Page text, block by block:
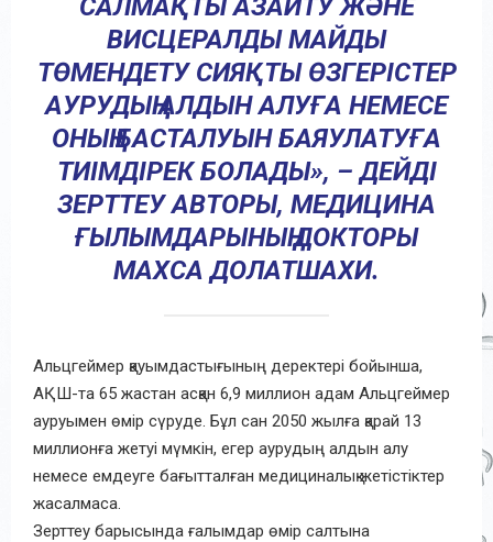
САЛМАҚТЫ АЗАЙТУ ЖӘНЕ
ВИСЦЕРАЛДЫ МАЙДЫ
ТӨМЕНДЕТУ СИЯҚТЫ ӨЗГЕРІСТЕР
АУРУДЫҢ АЛДЫН АЛУҒА НЕМЕСЕ
ОНЫҢ БАСТАЛУЫН БАЯУЛАТУҒА
ТИІМДІРЕК БОЛАДЫ», – ДЕЙДІ
ЗЕРТТЕУ АВТОРЫ, МЕДИЦИНА
ҒЫЛЫМДАРЫНЫҢ ДОКТОРЫ
МАХСА ДОЛАТШАХИ.
Альцгеймер қауымдастығының деректері бойынша,
АҚШ-та 65 жастан асқан 6,9 миллион адам Альцгеймер
ауруымен өмір сүруде. Бұл сан 2050 жылға қарай 13
миллионға жетуі мүмкін, егер аурудың алдын алу
немесе емдеуге бағытталған медициналық жетістіктер
жасалмаса.
Зерттеу барысында ғалымдар өмір салтына